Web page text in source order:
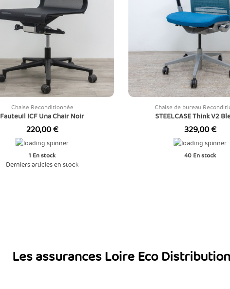
Chaise Reconditionnée
Fauteuil ICF Una Chair Noir
Prix
220,00 €
1 En stock
Derniers articles en stock
Chaise de bureau
STEELCASE Think V2
Prix
329,00 €
40 En stock
Les assurances Loire Eco Distribution